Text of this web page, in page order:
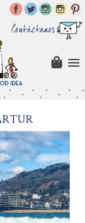
Contáctanos